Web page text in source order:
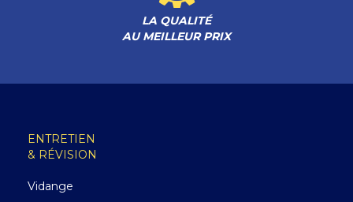
LA QUALITÉ
AU MEILLEUR PRIX
ENTRETIEN
& RÉVISION
Vidange